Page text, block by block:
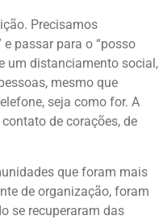
Precisamos
e passar para o “posso
um distanciamento social,
mesmo que
seja como for. A
de corações, de
que foram mais
de organização, foram
se recuperaram das